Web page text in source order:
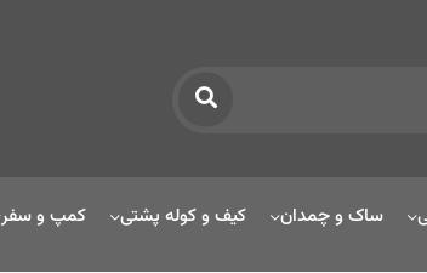
ساک و چمدان کیف و کوله پشتی کمپ و سفر